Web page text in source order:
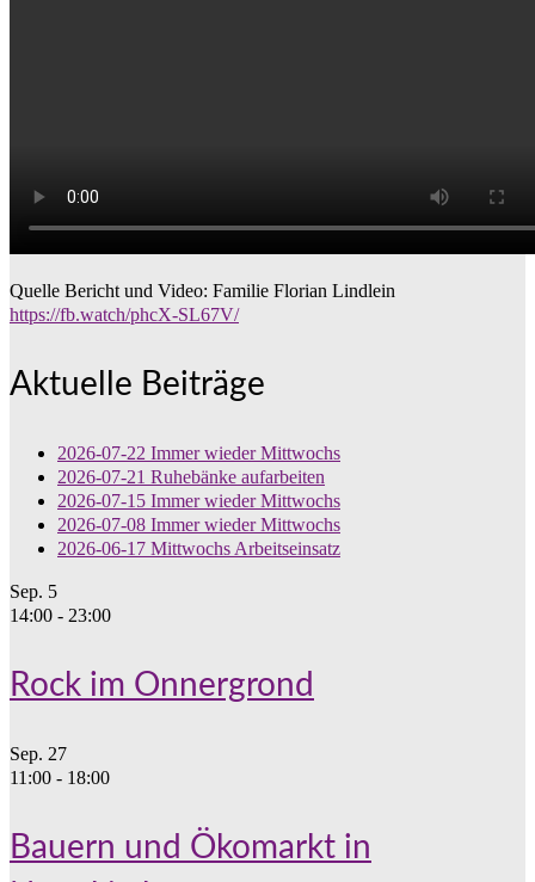
Quelle Bericht und Video: Familie Florian Lindlein
https://fb.watch/phcX-SL67V/
Aktuelle Beiträge
2026-07-22 Immer wieder Mittwochs
2026-07-21 Ruhebänke aufarbeiten
2026-07-15 Immer wieder Mittwochs
2026-07-08 Immer wieder Mittwochs
2026-06-17 Mittwochs Arbeitseinsatz
Sep. 5
14:00 - 23:00
Rock im Onnergrond
Sep. 27
11:00 - 18:00
Bauern und Ökomarkt in